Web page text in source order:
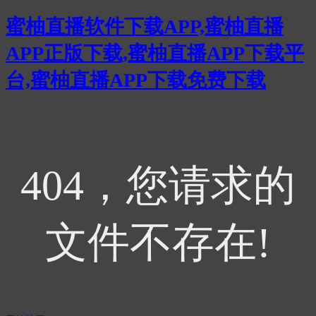
蜜柚直播软件下载APP,蜜柚直播
APP正版下载,蜜柚直播APP下载平
台,蜜柚直播APP下载免费下载
404，您请求的
文件不存在!